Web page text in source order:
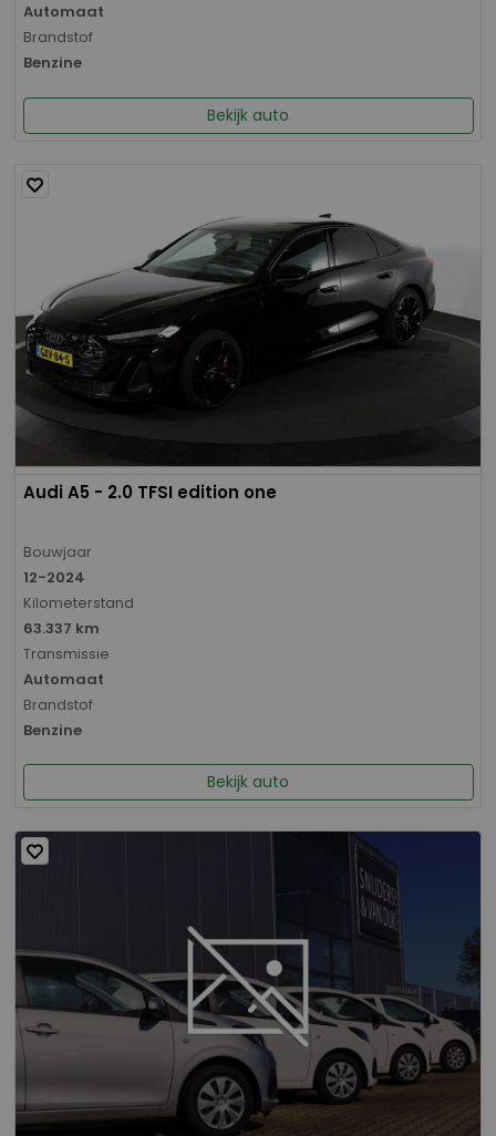
Automaat
Brandstof
Benzine
Bekijk auto
Audi A5 - 2.0 TFSI edition one
Bouwjaar
12-2024
Kilometerstand
63.337 km
Transmissie
Automaat
Brandstof
Benzine
Bekijk auto